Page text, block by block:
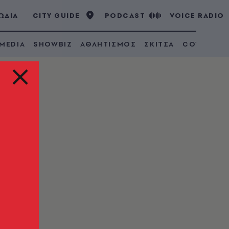
CITY GUIDE PODCAST VOICE RADIO
SHOWBIZ ΑΘΛΗΤΙΣΜΟΣ ΣΚΙΤΣΑ COVID 19